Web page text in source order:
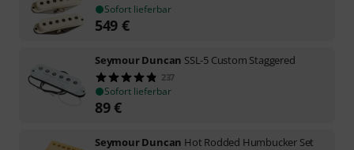
Sofort lieferbar
549 €
Seymour Duncan SSL-5 Custom Staggered
237
Sofort lieferbar
89€
Seymour Duncan Hot Rodded Humbucker Set